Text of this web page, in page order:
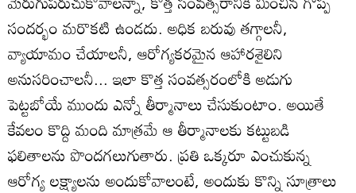
సందర్భం మరొకటి ఉండదు. అధిక బరువు తగ్గాలనీ,
వ్యాయామం చేయాలనీ, ఆరోగ్యకరమైన ఆహారశైలిని
అనుసరించాలనీ... ఇలా కొత్త సంవత్సరంలోకి అడుగు
పెట్టబోయే ముందు ఎన్నో తీర్మానాలు చేసుకుంటాం. అయితే
కేవలం కొద్ది మంది మాత్రమే ఆ తీర్మానాలకు కట్టుబడి
ఫలితాలను పొందగలుగుతారు. ప్రతి ఒక్కరూ ఎంచుకున్న
ఆరోగ్య లక్ష్యాలను అందుకోవాలంటే, అందుకు కొన్ని సూత్రాలు